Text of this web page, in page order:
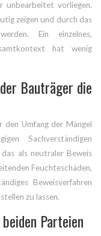
unbearbeitet vorliegen.
zeigen und durch das
Ein einzelnes,
hat wenig
Bauträger die
Umfang der Mängel
Sachverständigen
als neutraler Beweis
Feuchteschäden,
Beweisverfahren
zu lassen.
Parteien